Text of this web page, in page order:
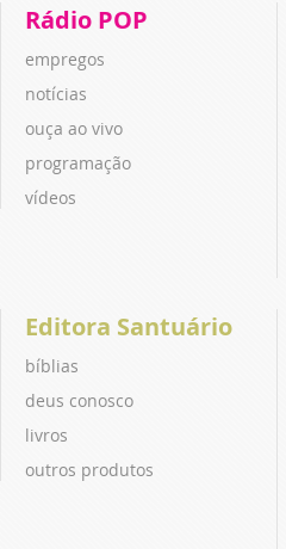
Rádio POP
empregos
notícias
ouça ao vivo
programação
vídeos
Editora Santuário
bíblias
deus conosco
livros
outros produtos